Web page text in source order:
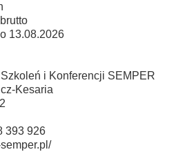
13.08.2026
i Konferencji SEMPER
Kesaria
393 926